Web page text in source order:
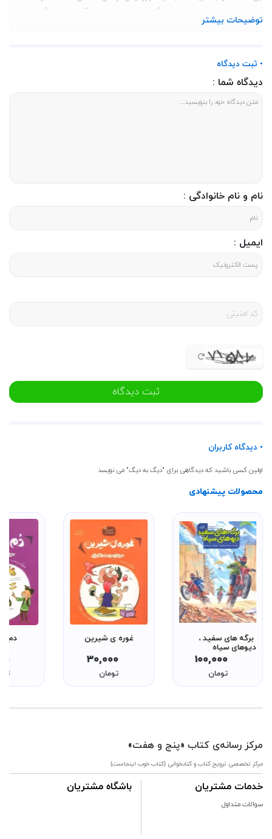
ضرب‌المثل‌های ایرانی، بچه‌ها را با فرهنگ و هویت اجتماعی ایران آشنا می‌سازد. اگر به دنبال
کتابی هستید که هم آموزشی باشد و هم سرگرم‌کننده، «
توضیحات بیشتر
• ثبت دیدگاه
دیدگاه شما :
نام و نام خانوادگی :
ایمیل :
ثبت دیدگاه
• دیدگاه کاربران
اولین کسی باشید که دیدگاهی برای "دیگ به دیگ" می نویسد
محصولات پیشنهادی
برگه های سفید ،
دیوهای سیاه
100,000
تومان
غوره ی شیرین
30,000
تومان
دم
مرکز رسانه‌ی کتاب «پنج و هفت»
مرکز تخصصی ترویج کتاب و کتابخوانی {کتاب خوب اینجاست}
خدمات مشتریان
سوالات متداول
باشگاه مشتریان